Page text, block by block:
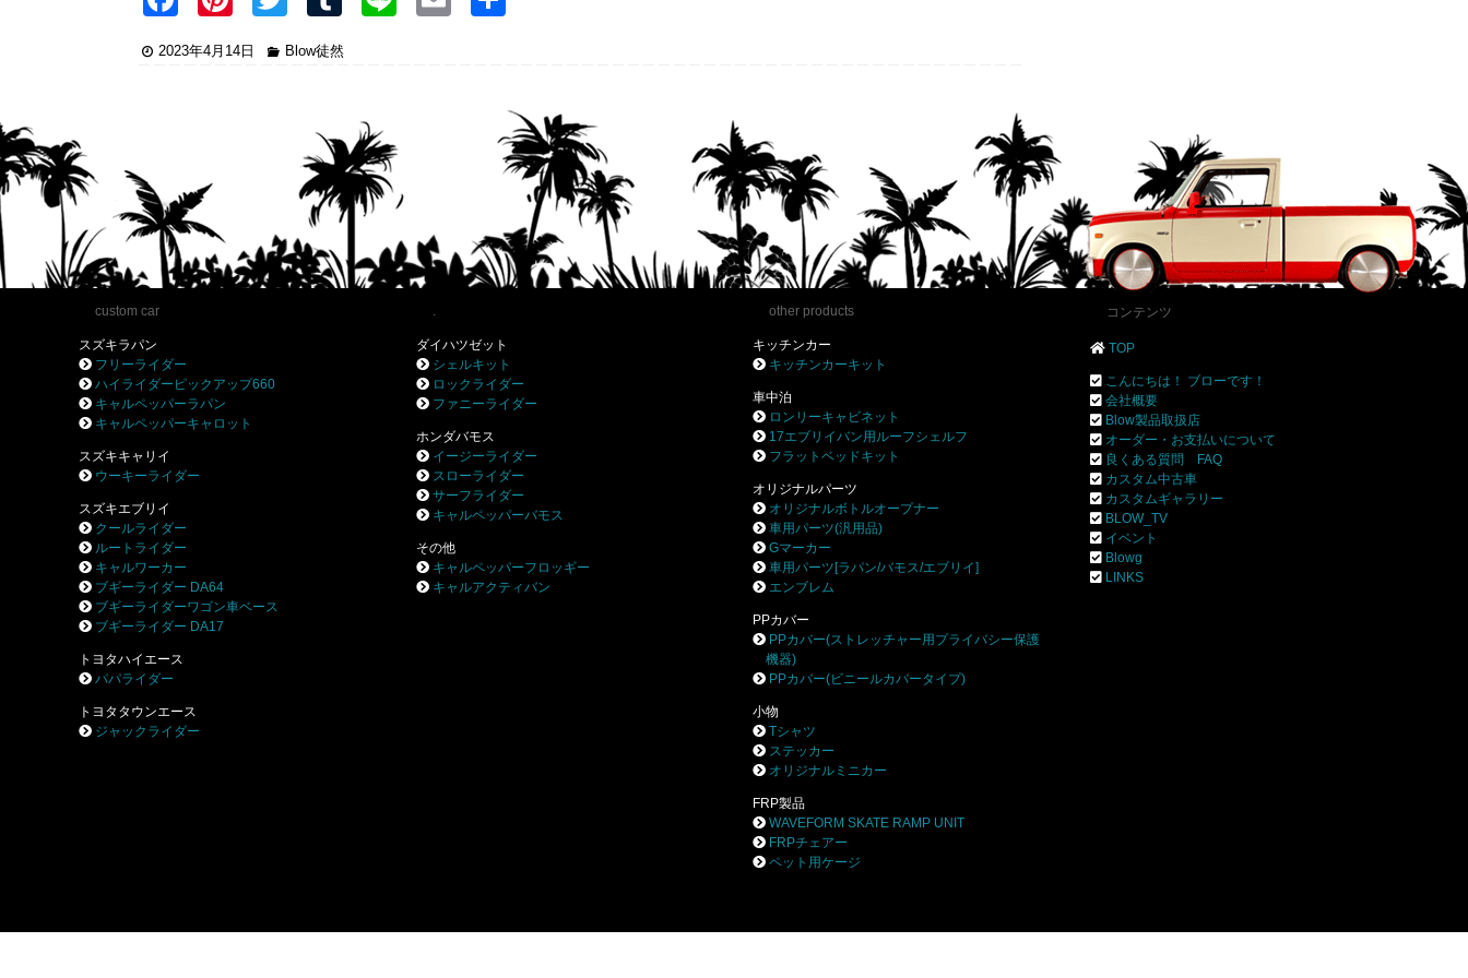
a
c
o
k
er
wi
tt
r
2023年4月14日 Blow徒然
custom car
スズキラパン
フリーライダー
ハイライダーピックアップ660
キャルペッパーラパン
キャルペッパーキャロット
スズキキャリイ
ウーキーライダー
スズキエブリイ
クールライダー
ルートライダー
キャルワーカー
ブギーライダー DA64
ブギーライダーワゴン車ベース
ブギーライダー DA17
トヨタハイエース
パパライダー
トヨタタウンエース
ジャックライダー
.
ダイハツゼット
シェルキット
ロックライダー
ファニーライダー
ホンダバモス
イージーライダー
スローライダー
サーフライダー
キャルペッパーバモス
その他
キャルペッパーフロッギー
キャルアクティバン
other products
キッチンカー
キッチンカーキット
車中泊
ロンリーキャビネット
17エブリイバン用ルーフシェルフ
フラットベッドキット
オリジナルパーツ
オリジナルボトルオープナー
車用パーツ(汎用品)
Gマーカー
車用パーツ[ラパン/バモス/エブリイ]
エンブレム
PPカバー
PPカバー(ストレッチャー用プライバシー保護
機器)
PPカバー(ビニールカバータイプ)
小物
Tシャツ
ステッカー
オリジナルミニカー
FRP製品
WAVEFORM SKATE RAMP UNIT
FRPチェアー
ペット用ケージ
コンテンツ
TOP
こんにちは！ ブローです！
会社概要
Blow製品取扱店
オーダー・お支払いについて
良くある質問 FAQ
カスタム中古車
カスタムギャラリー
BLOW_TV
イベント
Blowg
LINKS